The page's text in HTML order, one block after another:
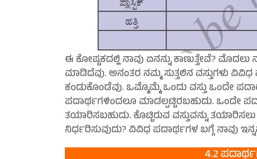
ಈ ಕೋಷ್ಟಕದಲ್ಲಿ ನಾವು ಏನನ್ನು ಕಾಣುತ್ತೇವೆ? ಮೊದಲು
ಮಾಡಿದೆವು. ಅನಂತರ ನಮ್ಮ ಸುತ್ತಲಿನ ವಸ್ತುಗಳು
ಕಂಡುಕೊಂಡೆವು. ಒಮ್ಮೊಮ್ಮೆ ಒಂದು ವಸ್ತು ಒಂದೇ
ಪದಾರ್ಥಗಳಿಂದಲೂ ಮಾಡಲ್ಪಟ್ಟಿರಬಹುದು. ಒಂದೇ
ತಯಾರಿಸಬಹುದು. ಕೊಟ್ಟಿರುವ ವಸ್ತುವನ್ನು
ನಿರ್ಧರಿಸುವುದು? ವಿವಿಧ ಪದಾರ್ಥಗಳ ಬಗ್ಗೆ ನಾವು
4.2